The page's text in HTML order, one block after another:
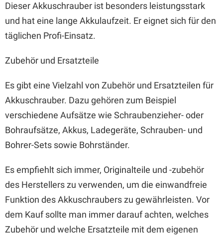
Dieser Akkuschrauber ist besonders leistungsstark
und hat eine lange Akkulaufzeit. Er eignet sich für den
täglichen Profi-Einsatz.
Zubehör und Ersatzteile
Es gibt eine Vielzahl von Zubehör und Ersatzteilen für
Akkuschrauber. Dazu gehören zum Beispiel
verschiedene Aufsätze wie Schraubenzieher- oder
Bohraufsätze, Akkus, Ladegeräte, Schrauben- und
Bohrer-Sets sowie Bohrständer.
Es empfiehlt sich immer, Originalteile und -zubehör
des Herstellers zu verwenden, um die einwandfreie
Funktion des Akkuschraubers zu gewährleisten. Vor
dem Kauf sollte man immer darauf achten, welches
Zubehör und welche Ersatzteile mit dem eigenen